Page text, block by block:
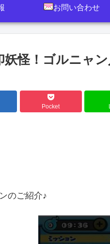
お問い合わせ
妖怪！ゴルニャ
Pocket
のご紹介♪